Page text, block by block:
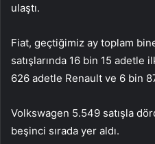
ulaştı.
Fiat, geçtiğimiz ay toplam
satışlarında 16 bin 15 adetle
626 adetle Renault ve 6 bin
Volkswagen 5.549 satışla
beşinci sırada yer aldı.